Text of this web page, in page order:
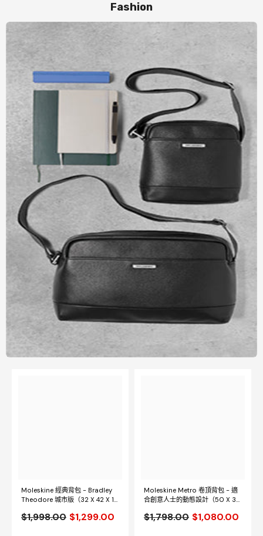
Fashion
Moleskine 經典背包 - Bradley
Theodore 城市版（32 X 42 X 11
$1,998.00 $1,299.00
Moleskine Metro 卷頂背包 - 適
合創意人士的動態設計（50 X 32
$1,798.00 $1,080.00